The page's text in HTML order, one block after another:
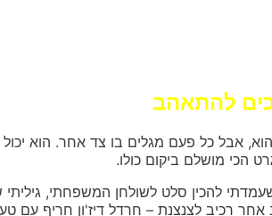
להתאהב
אבל כל פעם מגלים בו צד אחר. הוא
הכי מושלם ביקום כולו.
להכין סלט לשולחן המשפחתי, גיליתי
רכיב לצנצנת – חרדל דיז'ון חריף עם